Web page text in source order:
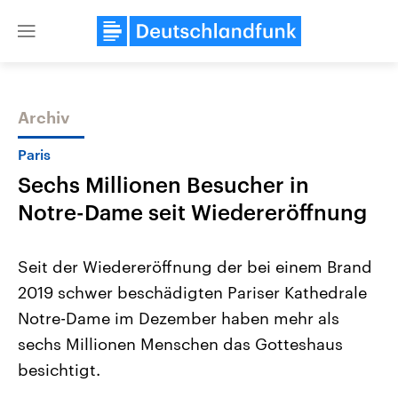
Close
Themen
Landtagswahl Sachsen-Anhalt
2026
Alle Informationen
Sachsen-Anhalt wählt am 6.
September 2026 einen neuen
Landtag. Seit 2021 wird das
USA
Aktuelle Beiträge,
Hintergründe
Wirtschaftlich und
Archiv
Paris
Sechs Millionen Besucher in
Notre-Dame seit Wiedereröffnung
Seit der Wiedereröffnung der bei einem Brand
2019 schwer beschädigten Pariser Kathedrale
Notre-Dame im Dezember haben mehr als
sechs Millionen Menschen das Gotteshaus
besichtigt.